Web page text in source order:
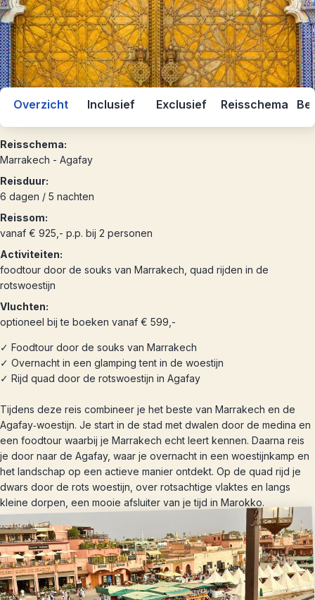
Overzicht Inclusief Exclusief Reisschema
Reisschema:
Marrakech - Agafay
Reisduur:
6 dagen / 5 nachten
Reissom:
vanaf € 925,- p.p. bij 2 personen
Activiteiten:
foodtour door de souks van Marrakech, quad rijden in de
rotswoestijn
Vluchten:
optioneel bij te boeken vanaf € 599,-
✓ Foodtour door de souks van Marrakech
✓ Overnacht in een glamping tent in de woestijn
✓ Rijd quad door de rotswoestijn in Agafay
Tijdens deze reis combineer je het beste van Marrakech en de
Agafay‑woestijn. Je start in de stad met dwalen door de medina en
een foodtour waarbij je Marrakech echt leert kennen. Daarna reis
je door naar de Agafay, waar je overnacht in een woestijnkamp en
het landschap op een actieve manier ontdekt. Op de quad rijd je
dwars door de rots woestijn, over rotsachtige vlaktes en langs
kleine dorpen, een mooie afsluiter van je tijd in Marokko.